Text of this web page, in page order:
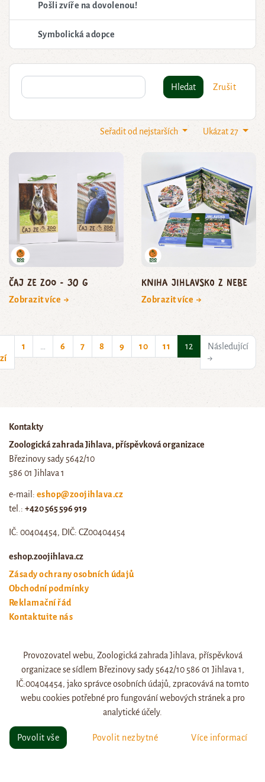
Pošli zvíře na dovolenou!
Symbolická adopce
Hledat Zrušit
Ukázat 27
Seřadit od nejstarších
Čaj ze zoo - 30 g
Zobrazit více →
Kniha Jihlavsko z nebe
Zobrazit více →
1 6 7 8 9 10 11 12 (current)Následující
→
Kontakty
Zoologická zahrada Jihlava, příspěvková organizace
Březinovy sady 5642/10
586 01 Jihlava 1
e-mail: eshop@zoojihlava.cz
tel.: +420 565 596 919
IČ: 00404454, DIČ: CZ00404454
eshop.zoojihlava.cz
Zásady ochrany osobních údajů
Obchodní podmínky
Reklamační řád
Kontaktujte nás
Web zoo jihlava
Otevírací doba a ceník
© eshop.zoojihlava.cz, vytvořil
Provozovatel webu, Zoologická zahrada Jihlava, příspěvková
organizace se sídlem Březinovy sady 5642/10 586 01 Jihlava 1,
IČ:00404454, jako správce osobních údajů, zpracovává na tomto
webu cookies potřebné pro fungování webových stránek a pro
analytické účely.
Povolit vše Povolit nezbytné Více informací